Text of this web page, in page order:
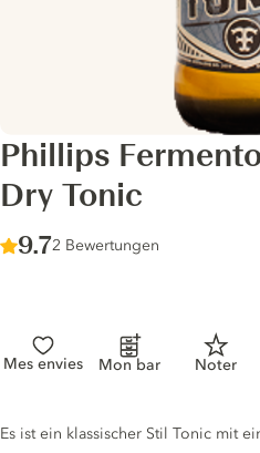
Phillips
Dry Tonic
Score :
9.7/ 10
2 Bewertungen
Mes envies Mon bar Noter
Tonic description
Es ist ein klassischer Stil Tonic mit